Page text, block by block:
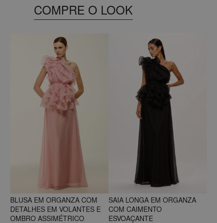
COMPRE O LOOK
BLUSA EM ORGANZA COM
DETALHES EM VOLANTES E
OMBRO ASSIMÉTRICO
SAIA LONGA EM ORGANZA
COM CAIMENTO
ESVOAÇANTE